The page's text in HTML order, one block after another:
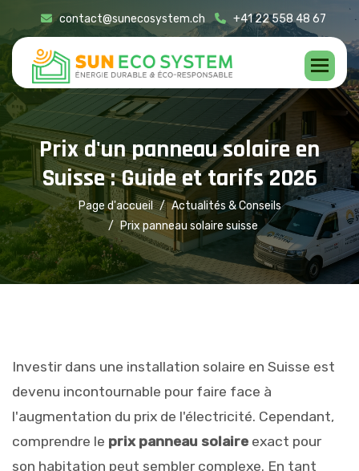
contact@sunecosystem.ch +41 22 558 48 67
Prixd'unpanneausolaire en
Suisse:Guideettarifs2026
Page d'accueil
Actualités & Conseils
Prix panneau solaire suisse
Investir dans une installation solaire en Suisse est
devenu incontournable pour faire face à
l'augmentation du prix de l'électricité. Cependant,
comprendre le prix panneau solaire exact pour
son habitation peut sembler complexe. En tant